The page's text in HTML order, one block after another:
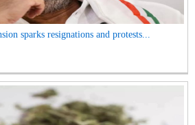
sparks resignations and protests...